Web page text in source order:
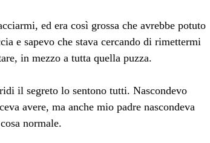
ed era così grossa che avrebbe potuto
e sapevo che stava cercando di rimettermi
in mezzo a tutta quella puzza.
il segreto lo sentono tutti. Nascondevo
avere, ma anche mio padre nascondeva
normale.